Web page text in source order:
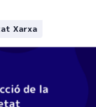
Xarxa